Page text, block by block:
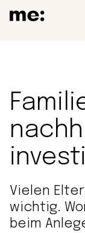
Vielen
wichtig.
beim